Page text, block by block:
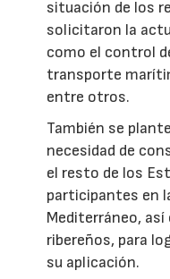
situación de los
solicitaron la
como el control
transporte
entre otros.
También se
necesidad de
el resto de los
participantes en
Mediterráneo,
ribereños, para
su aplicación.